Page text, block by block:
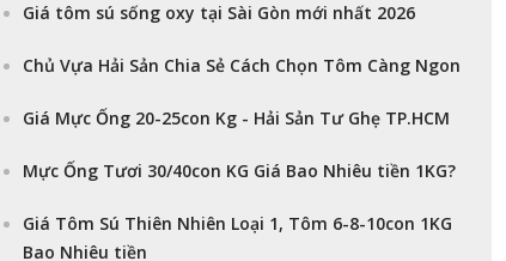
Giá tôm sú sống oxy tại Sài Gòn mới nhất 2026
Chủ Vựa Hải Sản Chia Sẻ Cách Chọn Tôm Càng Ngon
Giá Mực Ống 20-25con Kg - Hải Sản Tư Ghẹ TP.HCM
Mực Ống Tươi 30/40con KG Giá Bao Nhiêu tiền 1KG?
Giá Tôm Sú Thiên Nhiên Loại 1, Tôm 6-8-10con 1KG
Bao Nhiêu tiền